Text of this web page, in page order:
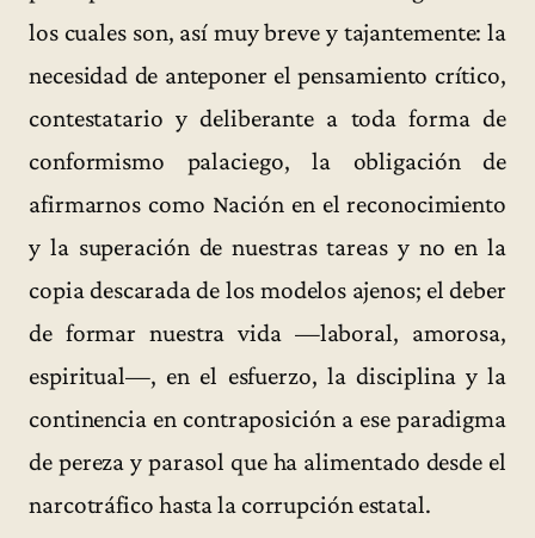
los cuales son, así muy breve y tajantemente: la
necesidad de anteponer el pensamiento crítico,
contestatario y deliberante a toda forma de
conformismo palaciego, la obligación de
afirmarnos como Nación en el reconocimiento
y la superación de nuestras tareas y no en la
copia descarada de los modelos ajenos; el deber
de formar nuestra vida —laboral, amorosa,
espiritual—, en el esfuerzo, la disciplina y la
continencia en contraposición a ese paradigma
de pereza y parasol que ha alimentado desde el
narcotráfico hasta la corrupción estatal.